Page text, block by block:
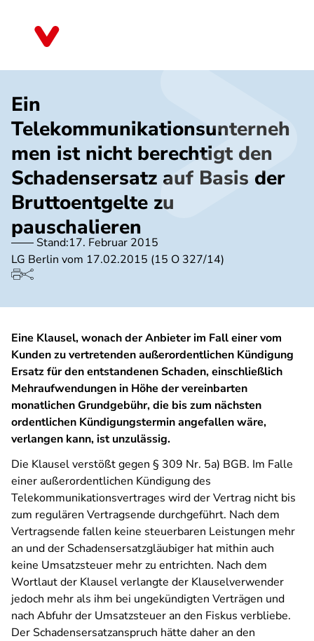
Ein
Telekommunikationsunterneh
men ist nicht berechtigt den
Schadensersatz auf Basis der
Bruttoentgelte zu
pauschalieren
Stand:17. Februar 2015
LG Berlin vom 17.02.2015 (15 O 327/14)
Eine Klausel, wonach der Anbieter im Fall einer vom
Kunden zu vertretenden außerordentlichen Kündigung
Ersatz für den entstandenen Schaden, einschließlich
Mehraufwendungen in Höhe der vereinbarten
monatlichen Grundgebühr, die bis zum nächsten
ordentlichen Kündigungstermin angefallen wäre,
verlangen kann, ist unzulässig.
Die Klausel verstößt gegen § 309 Nr. 5a) BGB. Im Falle
einer außerordentlichen Kündigung des
Telekommunikationsvertrages wird der Vertrag nicht bis
zum regulären Vertragsende durchgeführt. Nach dem
Vertragsende fallen keine steuerbaren Leistungen mehr
an und der Schadensersatzgläubiger hat mithin auch
keine Umsatzsteuer mehr zu entrichten. Nach dem
Wortlaut der Klausel verlangte der Klauselverwender
jedoch mehr als ihm bei ungekündigten Verträgen und
nach Abfuhr der Umsatzsteuer an den Fiskus verbliebe.
Der Schadensersatzanspruch hätte daher an den